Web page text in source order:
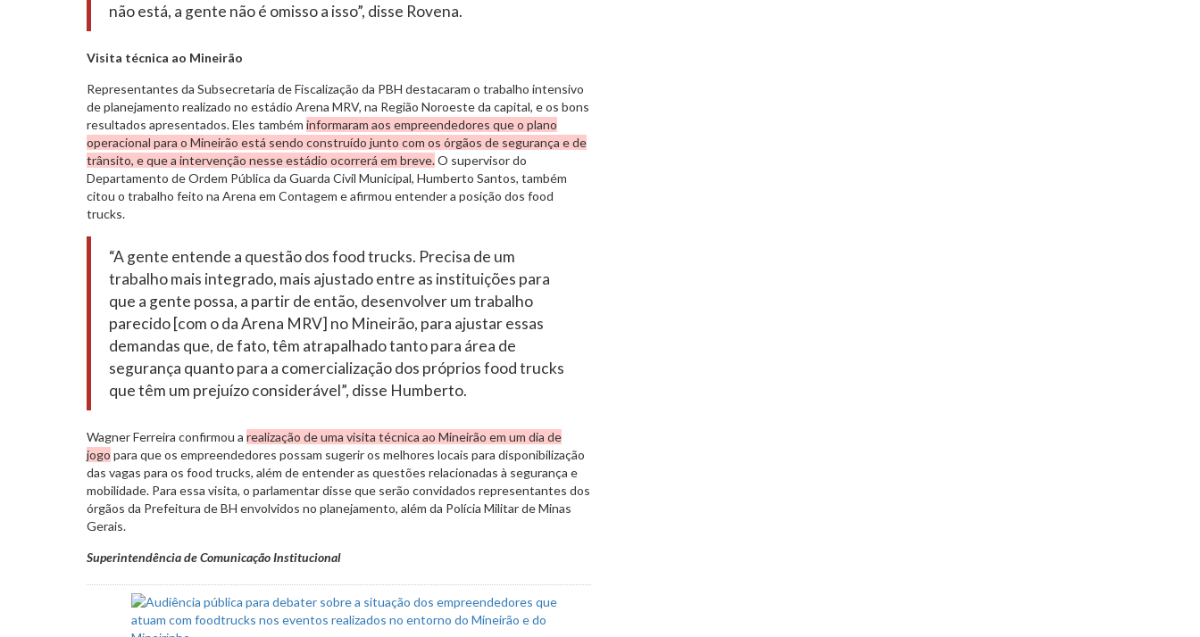
não está, a gente não é omisso a isso”, disse Rovena.
Visita técnica ao Mineirão
Representantes da Subsecretaria de Fiscalização da PBH destacaram o trabalho intensivo
de planejamento realizado no estádio Arena MRV, na Região Noroeste da capital, e os bons
resultados apresentados. Eles também informaram aos empreendedores que o plano
operacional para o Mineirão está sendo construído junto com os órgãos de segurança e de
trânsito, e que a intervenção nesse estádio ocorrerá em breve.O supervisor do
Departamento de Ordem Pública da Guarda Civil Municipal, Humberto Santos, também
citou o trabalho feito na Arena em Contagem e afirmou entender a posição dos food
trucks.
“A gente entende a questão dos food trucks. Precisa de um
trabalho mais integrado, mais ajustado entre as instituições para
que a gente possa, a partir de então, desenvolver um trabalho
parecido [com o da Arena MRV] no Mineirão, para ajustar essas
demandas que, de fato, têm atrapalhado tanto para área de
segurança quanto para a comercialização dos próprios food trucks
que têm um prejuízo considerável”, disse Humberto.
Wagner Ferreira confirmou a realização de uma visita técnica ao Mineirão em um dia de
jogo para que os empreendedores possam sugerir os melhores locais para disponibilização
das vagas para os food trucks, além de entender as questões relacionadas à segurança e
mobilidade. Para essa visita, o parlamentar disse que serão convidados representantes dos
órgãos da Prefeitura de BH envolvidos no planejamento, além da Polícia Militar de Minas
Gerais.
Superintendência de Comunicação Institucional